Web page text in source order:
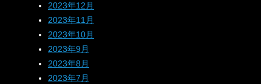
2023年12月
2023年11月
2023年10月
2023年9月
2023年8月
2023年7月